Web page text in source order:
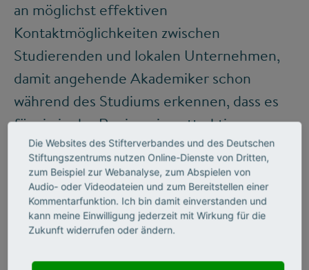
an möglichst effektiven
Kontaktmöglichkeiten zwischen
Studierenden und lokalen Unternehmen,
damit angehende Akademiker schon
während des Studiums erkennen, dass es
für sie in der Region eine attraktive
berufliche Zukunft gibt – ein Umzug nach
Stuttgart oder München also nicht
zwingend nötig ist. Es entstand das Projekt
„Mit dem Bachelor-Traineeprogramm in
den Mittelstand“, das Mittelständlern
heute als Blaupause dafür dient, mit einem
Die Websites des Stifterverbandes und des Deutschen
Stiftungszentrums nutzen Online-Dienste von Dritten,
zum Beispiel zur Webanalyse, zum Abspielen von
Audio- oder Videodateien und zum Bereitstellen einer
Kommentarfunktion. Ich bin damit einverstanden und
kann meine Einwilligung jederzeit mit Wirkung für die
Zukunft widerrufen oder ändern.